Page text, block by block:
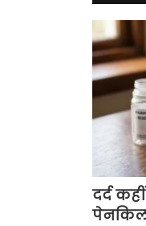
दर्द